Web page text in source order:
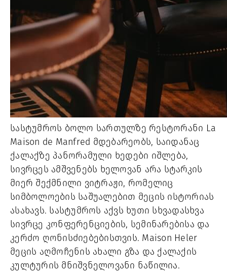
სასტუმროს ბოლო სართულზე რესტორანი La
Maison de Manfred მდებარეობს, საიდანაც
ქალაქზე პანორამული ხედები იშლება,
სივრცეს ამშვენებს ხელოვან არა სტარკის
მიერ შექმნილი ვიტრაჟი, რომელიც
სიმბოლოების საშუალებით მეცის ისტორიას
ასახავს. სასტუმროს აქვს ხუთი სხვადასხვა
სივრცე კონფერენციების, სემინარებისა და
კერძო ღონისძიებებისთვის. Maison Heler
მეცის აღმოჩენის ახალი გზა და ქალაქის
კულტურის მნიშვნელოვანი ნაწილია.